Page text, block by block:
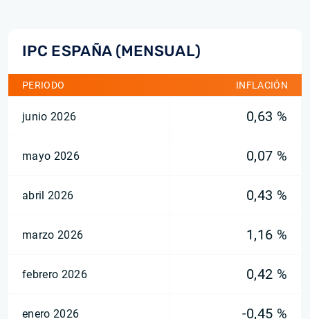
IPC ESPAÑA (MENSUAL)
PERIODO INFLACIÓN
junio 2026 0,63 %
mayo 2026 0,07 %
abril 2026 0,43 %
marzo 2026 1,16 %
febrero 2026 0,42 %
enero 2026 -0,45 %